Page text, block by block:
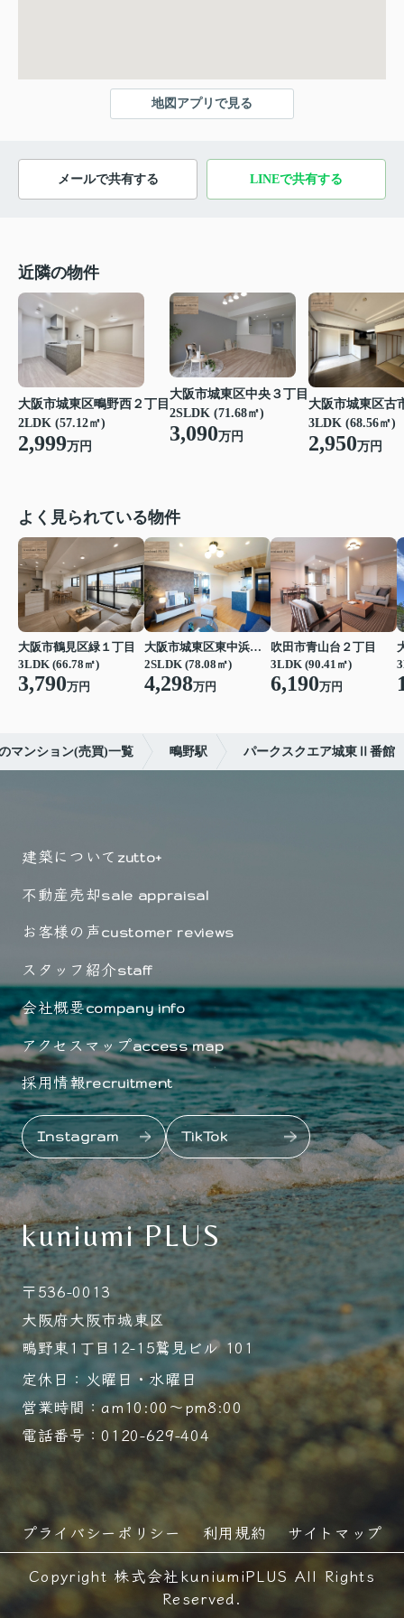
地図アプリで見る
メールで共有する LINEで共有する
近隣の物件
大阪市城東区鴫野西２丁目
2LDK (57.12㎡)
2,999万円
大阪市城東区中央３丁目
2SLDK (71.68㎡)
3,090万円
大阪市城東区古
3LDK (68.56㎡)
2,950万円
よく見られている物件
大阪市鶴見区緑１丁目
3LDK (66.78㎡)
3,790万円
大阪市城東区東中浜６丁目
2SLDK (78.08㎡)
4,298万円
吹田市青山台２丁目
3LDK (90.41㎡)
6,190万円
マンション(売買)一覧 鴫野駅 パークスクエア城東Ⅱ番館
建築について zutto+
不動産売却sale appraisal
お客様の声customer reviews
スタッフ紹介staff
会社概要company info
アクセスマップaccess map
採用情報recruitment
Instagram TikTok
kuniumi PLUS
〒536-0013
大阪府大阪市城東区
鴫野東1丁目12-15鷲見ビル 101
定休日：火曜日・水曜日
営業時間：am10:00～pm8:00
電話番号：0120-629-404
プライバシーポリシー 利用規約
サイトマップ
Copyright 株式会社kuniumiPLUS All Rights
Reserved.